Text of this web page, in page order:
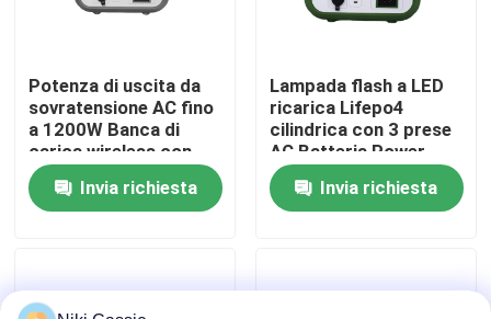
Contatto Stati Uniti
Notizie
Centrale elettrica portatile solare
Potenza di uscita da
sovratensione AC fino
a 1200W Banca di
carica wireless con
custodia impermeabile
per smartphone
Invia richiesta
Lampada flash a LED
ricarica Lifepo4
cilindrica con 3 prese
AC Batteria Power
Bank per smartphone
Invia richiesta